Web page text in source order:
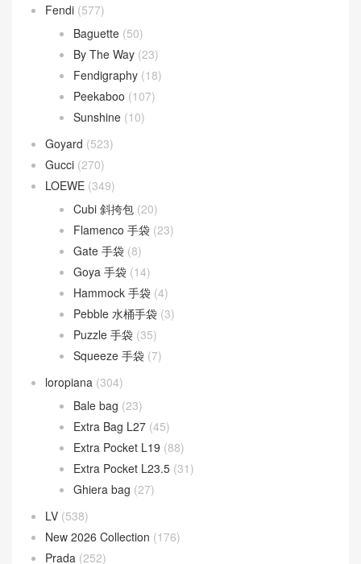
Fendi (577)
Baguette (50)
By The Way (23)
Fendigraphy (18)
Peekaboo (107)
Sunshine (10)
Goyard (523)
Gucci (270)
LOEWE (349)
Cubi 斜挎包 (20)
Flamenco 手袋 (23)
Gate 手袋 (8)
Goya 手袋 (14)
Hammock 手袋 (4)
Pebble 水桶手袋 (3)
Puzzle 手袋 (35)
Squeeze 手袋 (7)
loropiana (304)
Bale bag (23)
Extra Bag L27 (45)
Extra Pocket L19 (88)
Extra Pocket L23.5 (31)
Ghiera bag (27)
LV (538)
New 2026 Collection (176)
Prada (252)